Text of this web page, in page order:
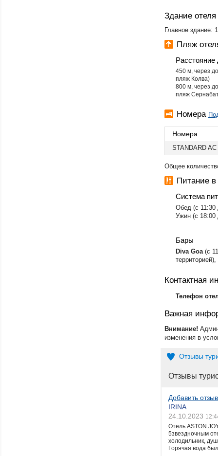
Здание отеля
Главное здание: 1
Пляж
450 м, через
пляж Колва)
800 м, через
пляж
Номера
Номера
STANDARD
Общее
Питание в
Система
​Обед (с
Ужин (с 18:00
Бары
Diva Goa (с
Контактная
Телефон
Важная
Внимание!
изменения в
Отзывы
Отзывы
Добавить отзыв
IRINA
24.10.2023
Отель ASTON
5звездночным
холодильник,
Горячая вода